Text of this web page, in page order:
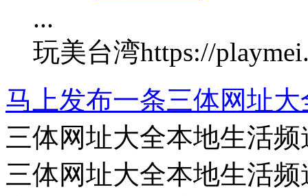
...
玩美台湾https://
马上发布一条三体网址
三体网址大全本地生活频
三体网址大全本地生活